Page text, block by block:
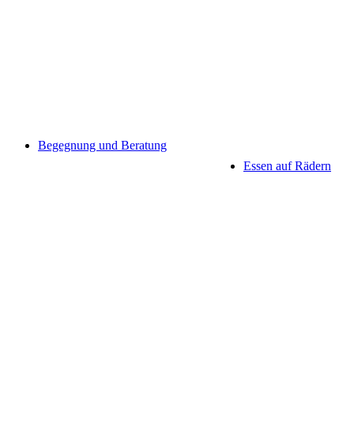
Begegnung und Beratung
Essen auf Rädern